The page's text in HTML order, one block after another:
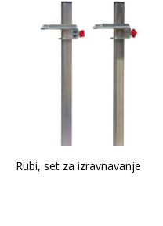
Rubi, set za izravnavanje